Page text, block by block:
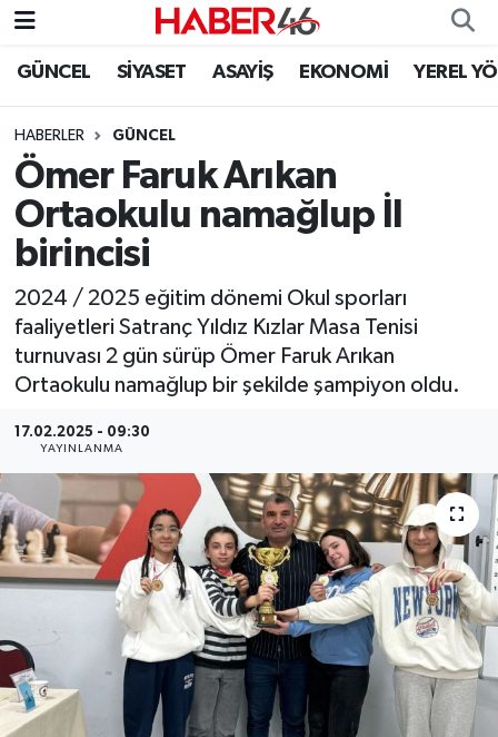
GÜNCEL SİYASET ASAYİŞ EKONOMİ YEREL
HABERLER GÜNCEL
Ömer Faruk Arıkan
Ortaokulu namağlup İl
birincisi
2024 / 2025 eğitim dönemi Okul sporları
faaliyetleri Satranç Yıldız Kızlar Masa Tenisi
turnuvası 2 gün sürüp Ömer Faruk Arıkan
Ortaokulu namağlup bir şekilde şampiyon oldu.
17.02.2025 - 09:30
YAYINLANMA
GÜNCEL
SİYASET
EKONOMİ
SPOR
YAŞAM
TEKNOLOJİ
SAĞLIK
EĞİTİM
İLÇE HABERLERİ
KÜLTÜR-SANAT
DÜNYA
Nöbetçi Eczaneler
Hava Durumu
Kahramanmaraş Namaz Vakitleri
Trafik Durumu
Süper Lig Puan Durumu ve Fikstür
Tüm Manşetler
Son Dakika Haberleri
Haber Arşivi